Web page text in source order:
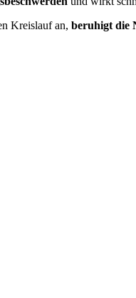
Kreislauf an, beruhigt die